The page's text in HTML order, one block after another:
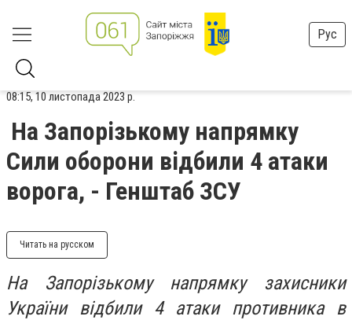
Рус
08:15, 10 листопада 2023 р.
На Запорізькому напрямку
Сили оборони відбили 4 атаки
ворога, - Генштаб ЗСУ
Читать на русском
На Запорізькому напрямку захисники
України відбили 4 атаки противника в